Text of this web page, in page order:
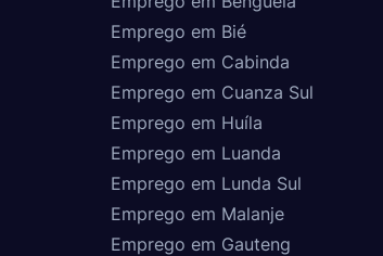
Emprego em Bié
Emprego em Cabinda
Emprego em Cuanza Sul
Emprego em Huíla
Emprego em Luanda
Emprego em Lunda Sul
Emprego em Malanje
Emprego em Gauteng